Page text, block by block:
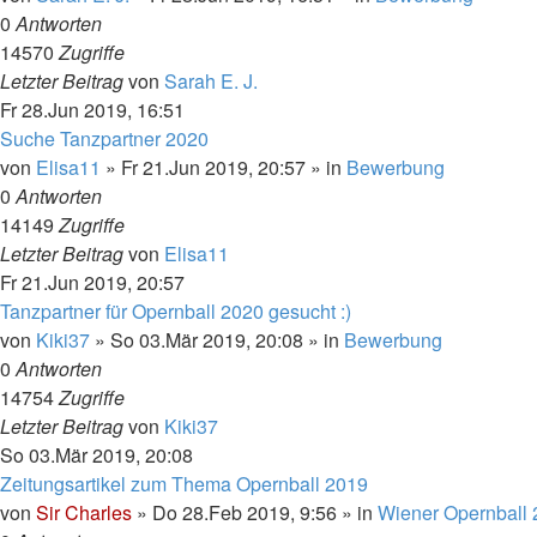
0Antworten
14570Zugriffe
Letzter Beitragvon Sarah E. J.
Fr 28.Jun 2019, 16:51
Suche Tanzpartner 2020
von Elisa11 » Fr 21.Jun 2019, 20:57 » in Bewerbung
0Antworten
14149Zugriffe
Letzter Beitragvon Elisa11
Fr 21.Jun 2019, 20:57
Tanzpartner für Opernball 2020 gesucht :)
von Kiki37 » So 03.Mär 2019, 20:08 » in Bewerbung
0Antworten
14754Zugriffe
Letzter Beitragvon Kiki37
So 03.Mär 2019, 20:08
Zeitungsartikel zum Thema Opernball 2019
von Sir Charles » Do 28.Feb 2019, 9:56 » in Wiener Opernball